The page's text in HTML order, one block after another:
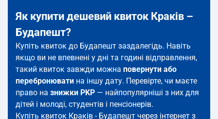
Як купити дешевий квиток Краків –
Будапешт?
Купіть квиток до Будапешт заздалегідь. Навіть
якщо ви не впевнені у дні та годині відправлення,
такий квиток завжди можна повернути або
перебронювати на іншу дату. Перевірте, чи маєте
право на знижки PKP — найпопулярніші з них для
дітей і молоді, студентів і пенсіонерів.
Купіть квиток Краків - Будапешт через інтернет з